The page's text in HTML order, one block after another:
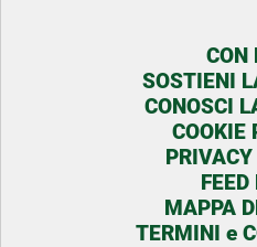
CON
SOSTIENI
CONOSCI
COOKIE
FEED
MAPPA
TERMINI e